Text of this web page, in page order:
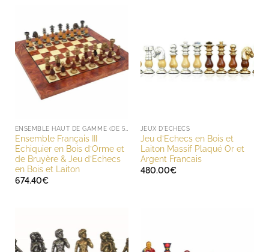
ENSEMBLE HAUT DE GAMME (DE 500 À 1000 EUROS)
Ensemble Français III
Echiquier en Bois d’Orme et
de Bruyère & Jeu d’Echecs
en Bois et Laiton
674.40€
JEUX D'ECHECS
Jeu d’Echecs en Bois et
Laiton Massif Plaqué Or et
Argent Francais
480.00€